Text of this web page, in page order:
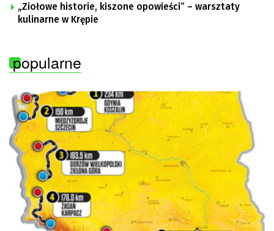
„Ziołowe historie, kiszone opowieści” – warsztaty
kulinarne w Krępie
popularne